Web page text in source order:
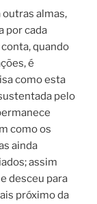
outras almas,
por cada
quando
é
como esta
pelo
como os
ainda
assim
desceu para
próximo da